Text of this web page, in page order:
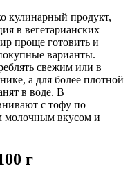
кулинарный продукт,
в вегетарианских
проще готовить и
варианты.
свежим или в
а для более плотной
в воде. В
с тофу по
молочным вкусом и
г